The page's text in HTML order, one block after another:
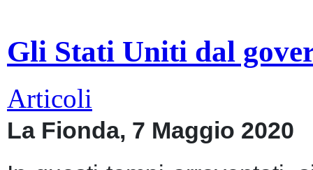
Gli Stati Uniti dal
Articoli
La Fionda, 7 Maggio 2020